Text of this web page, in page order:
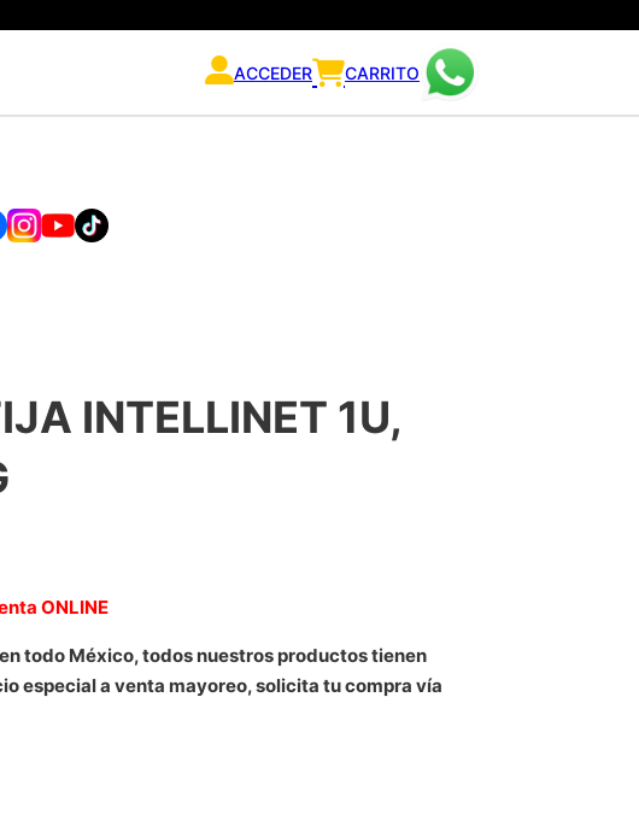
ACCEDER CARRITO
INTELLINET 1U,
ONLINE
todo México, todos nuestros productos tienen
especial a venta mayoreo, solicita tu compra vía